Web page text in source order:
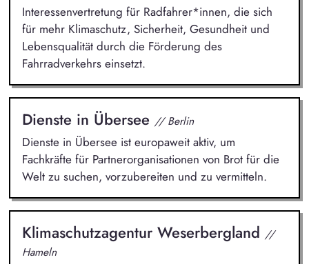
Interessenvertretung für Radfahrer*innen, die sich
für mehr Klimaschutz, Sicherheit, Gesundheit und
Lebensqualität durch die Förderung des
Fahrradverkehrs einsetzt.
Dienste in Übersee // Berlin
Dienste in Übersee ist europaweit aktiv, um
Fachkräfte für Partnerorganisationen von Brot für die
Welt zu suchen, vorzubereiten und zu vermitteln.
Klimaschutzagentur Weserbergland //
Hameln